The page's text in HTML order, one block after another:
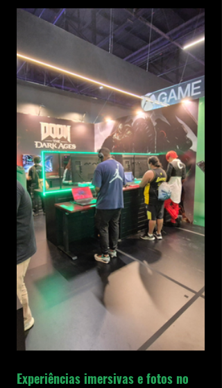
Experiências imersivas e fotos no